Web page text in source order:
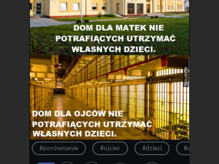
#porównanie #ojciec #dzieci #dom